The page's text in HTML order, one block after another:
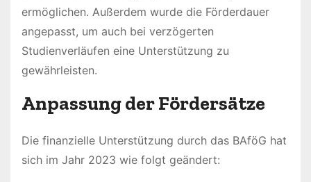
ermöglichen. Außerdem wurde die Förderdauer
angepasst, um auch bei verzögerten
Studienverläufen eine Unterstützung zu
gewährleisten.
Anpassung der Fördersätze
Die finanzielle Unterstützung durch das BAföG hat
sich im Jahr 2023 wie folgt geändert: